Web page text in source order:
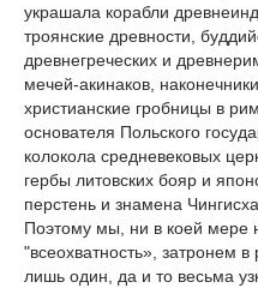
украшала корабли
троянские древности,
древнегреческих и
мечей-акинаков,
христианские гробницы в
основателя Польского
колокола средневековых
гербы литовских бояр и
перстень и знамена
Поэтому мы, ни в коей мере
"всеохватность», затронем
лишь один, да и то весьма